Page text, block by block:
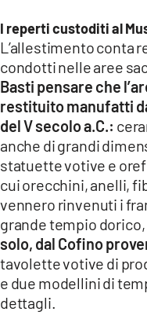
I reperti custoditi al
L’allestimento conta
condotti nelle aree
Basti pensare che
restituito manufatti
del V secolo a.C.:
anche di grandi
statuette votive e
cui orecchini, anelli,
vennero rinvenuti i
grande tempio dorico,
solo, dal Cofino
tavolette votive di
e due modellini di
dettagli.